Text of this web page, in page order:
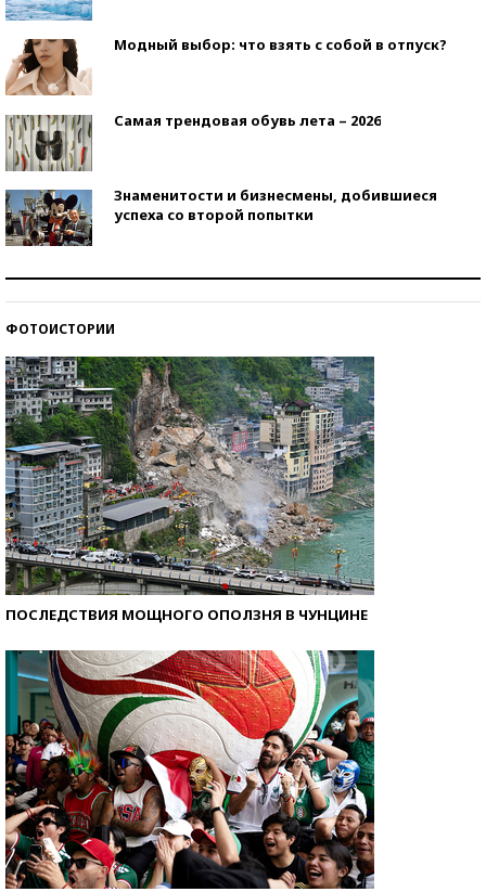
Модный выбор: что взять с собой в отпуск?
Самая трендовая обувь лета – 2026
Знаменитости и бизнесмены, добившиеся
успеха со второй попытки
ФОТОИСТОРИИ
ПОСЛЕДСТВИЯ МОЩНОГО ОПОЛЗНЯ В ЧУНЦИНЕ